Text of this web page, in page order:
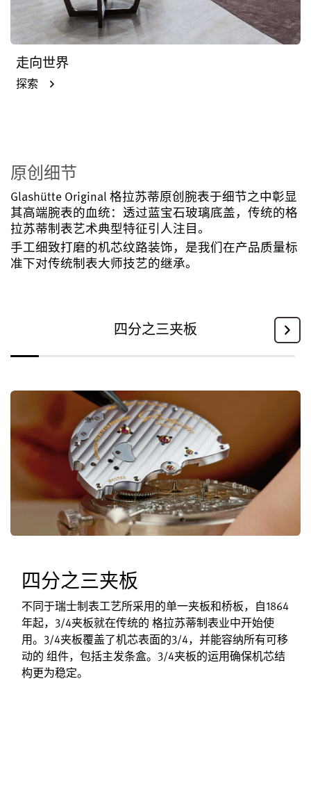
走向世界
探索
原创细节
Glashütte Original 格拉苏蒂原创腕表于细节之中彰显
其高端腕表的血统：透过蓝宝石玻璃底盖，传统的格
拉苏蒂制表艺术典型特征引人注目。
手工细致打磨的机芯纹路装饰，是我们在产品质量标
准下对传统制表大师技艺的继承。
四分之三夹板
四分之三夹板
不同于瑞士制表工艺所采用的单一夹板和桥板，自1864
年起，3/4夹板就在传统的 格拉苏蒂制表业中开始使
用。3/4夹板覆盖了机芯表面的3/4，并能容纳所有可移
动的 组件，包括主发条盒。3/4夹板的运用确保机芯结
构更为稳定。